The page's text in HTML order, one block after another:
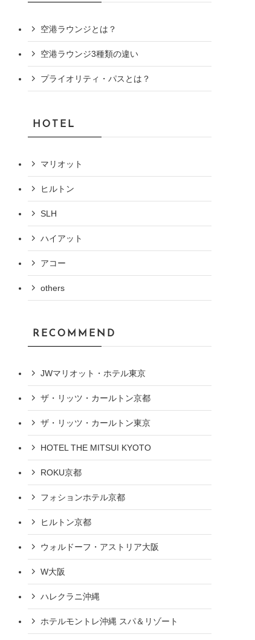
空港ラウンジとは？
空港ラウンジ3種類の違い
プライオリティ・パスとは？
HOTEL
マリオット
ヒルトン
SLH
ハイアット
アコー
others
RECOMMEND
JWマリオット・ホテル東京
ザ・リッツ・カールトン京都
ザ・リッツ・カールトン東京
HOTEL THE MITSUI KYOTO
ROKU京都
フォションホテル京都
ヒルトン京都
ウォルドーフ・アストリア大阪
W大阪
ハレクラニ沖縄
ホテルモントレ沖縄 スパ＆リゾート